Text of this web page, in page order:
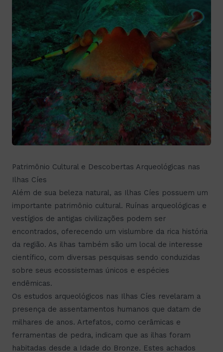
Patrimônio Cultural e Descobertas Arqueológicas nas
Ilhas Cíes
Além de sua beleza natural, as Ilhas Cíes possuem um
importante patrimônio cultural. Ruínas arqueológicas e
vestígios de antigas civilizações podem ser
encontrados, oferecendo um vislumbre da rica história
da região. As ilhas também são um local de interesse
científico, com diversas pesquisas sendo conduzidas
sobre seus ecossistemas únicos e espécies
endêmicas.
Os estudos arqueológicos nas Ilhas Cíes revelaram a
presença de assentamentos humanos que datam de
milhares de anos. Artefatos, como cerâmicas e
ferramentas de pedra, indicam que as ilhas foram
habitadas desde a Idade do Bronze. Estes achados